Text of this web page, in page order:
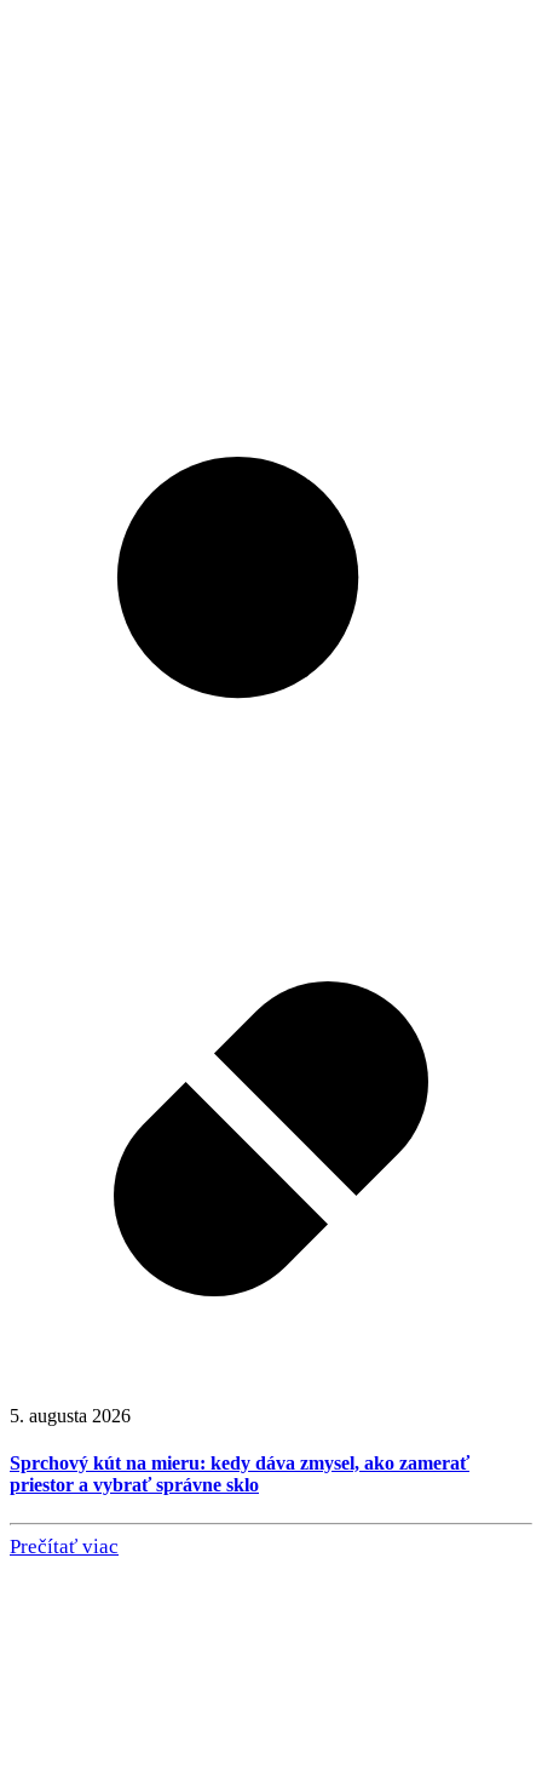
5. augusta 2026
Sprchový kút na mieru: kedy dáva zmysel, ako zamerať
priestor a vybrať správne sklo
Prečítať viac